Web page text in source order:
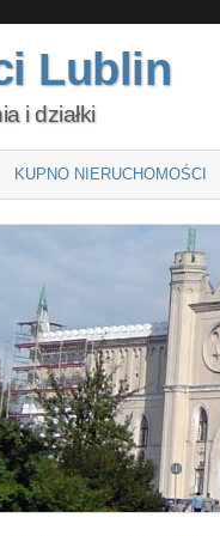
Lublin
i działki
KUPNO NIERUCHOMOŚCI